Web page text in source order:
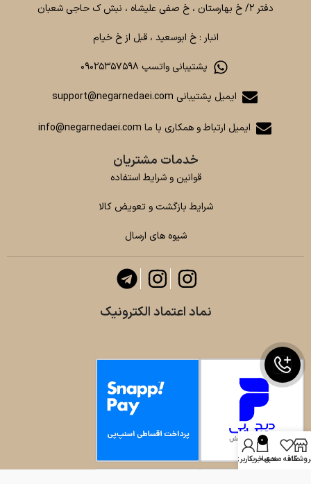
دفتر ۲/ خ بهارستان ، خ صفی علیشاه ، نبش ک حاجی شعبان
انبار : خ ابوسعید ، قبل از خ خیام
پشتیبانی واتسپ ۰۹۰۲۵۳۵۷۵۹۸
ایمیل پشتیبانی support@negarnedaei.com
ایمیل ارتباط و همکاری با ما info@negarnedaei.com
خدمات مشتریان
قوانین و شرایط استفاده
شرایط بازگشت و تعویض کالا
شیوه های ارسال
نماد اعتماد الکترونیک
علاقه مندی
0
سبد خرید
حساب کاربری من